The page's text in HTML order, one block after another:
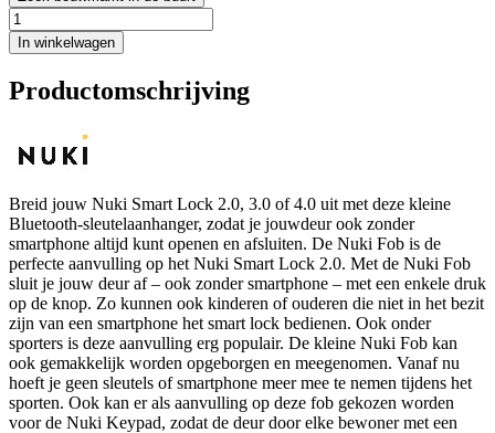
In winkelwagen
Productomschrijving
Breid jouw Nuki Smart Lock 2.0, 3.0 of 4.0 uit met deze kleine
Bluetooth-sleutelaanhanger, zodat je jouwdeur ook zonder
smartphone altijd kunt openen en afsluiten. De Nuki Fob is de
perfecte aanvulling op het Nuki Smart Lock 2.0. Met de Nuki Fob
sluit je jouw deur af – ook zonder smartphone – met een enkele druk
op de knop. Zo kunnen ook kinderen of ouderen die niet in het bezit
zijn van een smartphone het smart lock bedienen. Ook onder
sporters is deze aanvulling erg populair. De kleine Nuki Fob kan
ook gemakkelijk worden opgeborgen en meegenomen. Vanaf nu
hoeft je geen sleutels of smartphone meer mee te nemen tijdens het
sporten. Ook kan er als aanvulling op deze fob gekozen worden
voor de Nuki Keypad, zodat de deur door elke bewoner met een